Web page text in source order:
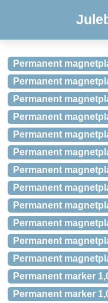
Permanent
Permanent
Permanent
Permanent
Permanent
Permanent
Permanent
Permanent
Permanent
Permanent
Permanent
Permanent
Permanent marker
Permanent marker